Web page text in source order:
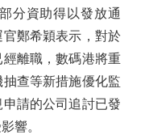
分資助得以發放通
鄭希穎表示，對於
離職，數碼港將重
查等新措施優化監
請的公司追討已發
響。